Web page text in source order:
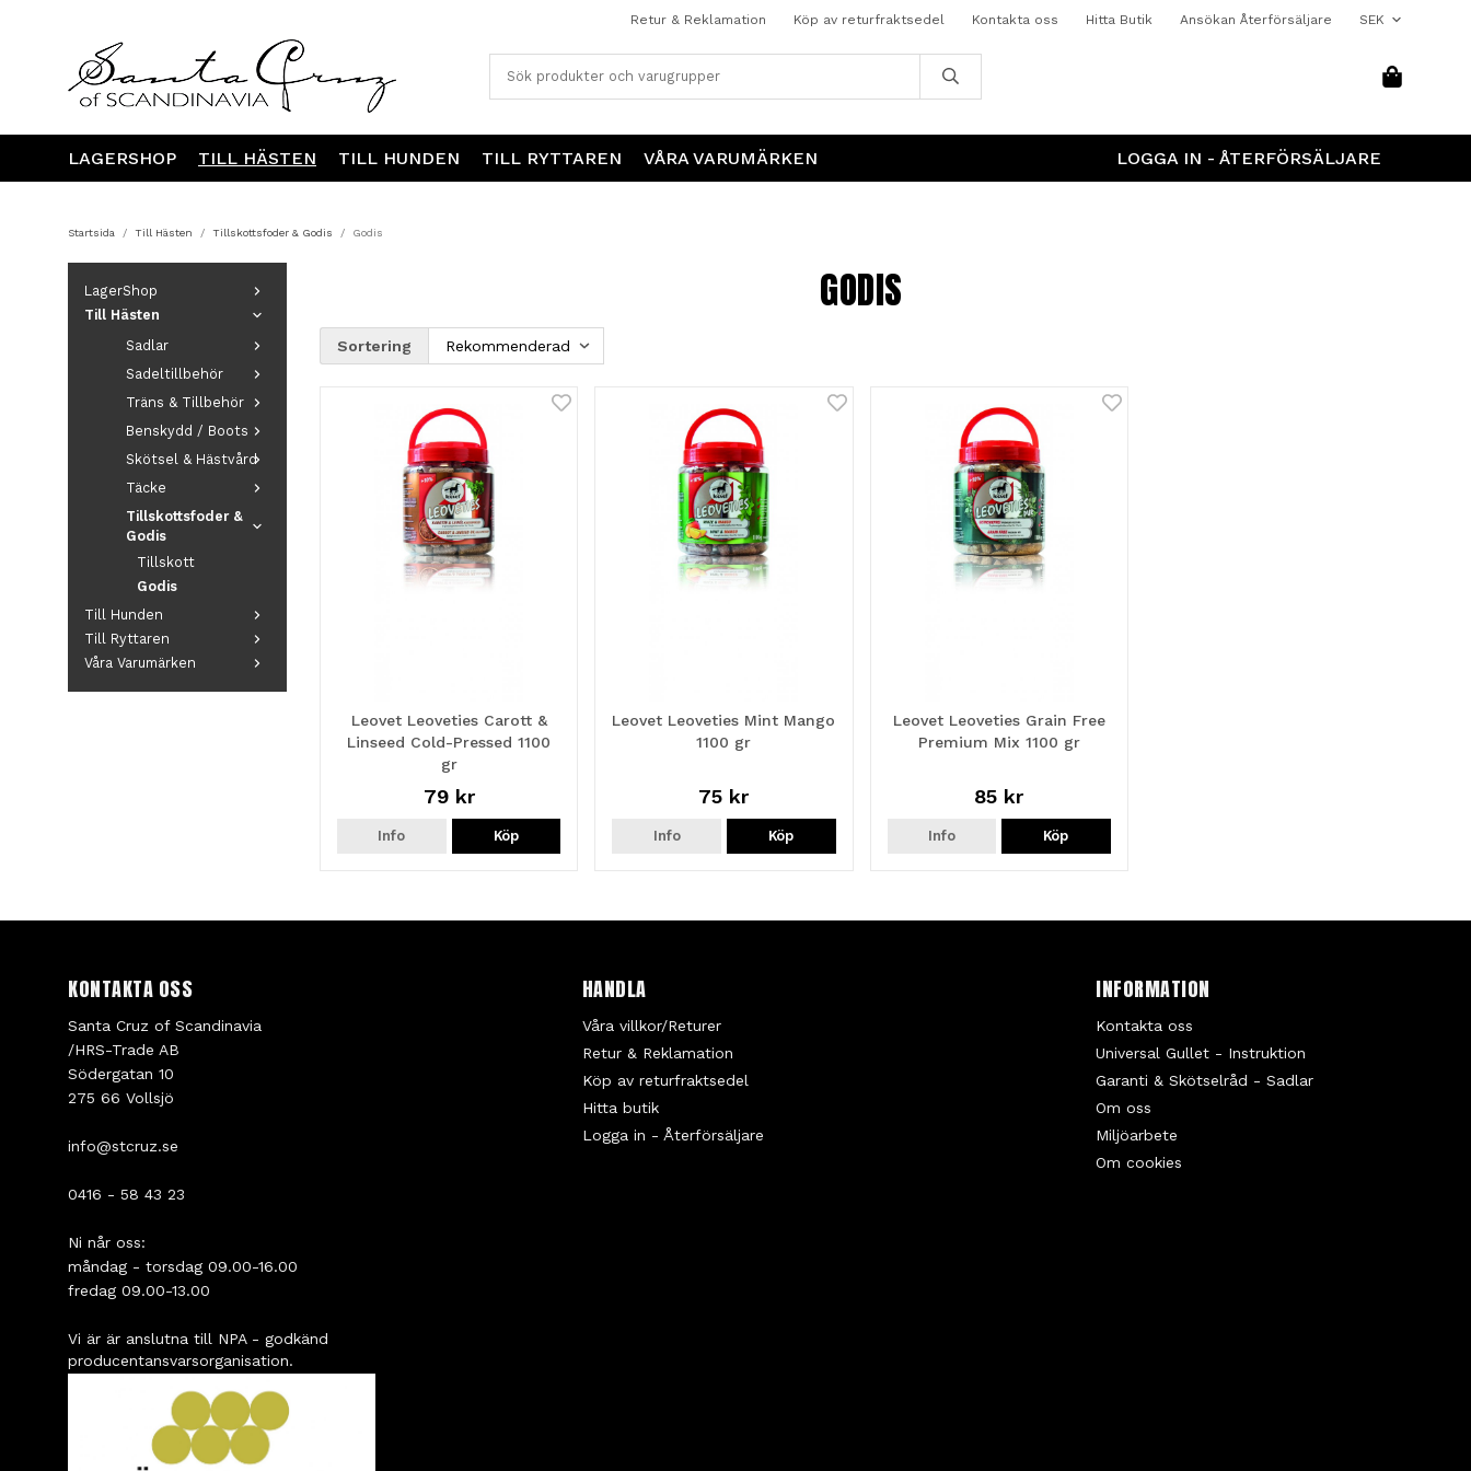
Retur & Reklamation Köp av returfraktsedel Kontakta oss Hitta Butik Ansökan Återförsäljare
LAGERSHOP TILL HÄSTEN TILL HUNDEN TILL RYTTAREN VÅRA VARUMÄRKEN LOGGA IN - ÅTERFÖRSÄLJARE
Startsida / Till Hästen / Tillskottsfoder & Godis / Godis
LagerShop
Till Hästen
Sadlar
Sadeltillbehör
Träns & Tillbehör
Benskydd / Boots
Skötsel & Hästvård
Täcke
Tillskottsfoder &
Godis
Tillskott
Godis
Till Hunden
Till Ryttaren
Våra Varumärken
GODIS
Sortering
Leovet Leoveties Carott &
Linseed Cold-Pressed 1100
gr
79 kr
Info Köp
Leovet Leoveties Mint Mango
1100 gr
75 kr
Info Köp
Leovet Leoveties Grain Free
Premium Mix 1100 gr
85 kr
Info Köp
KONTAKTA OSS
Santa Cruz of Scandinavia
/HRS-Trade AB
Södergatan 10
275 66 Vollsjö
info@stcruz.se
0416 - 58 43 23
Ni når oss:
måndag - torsdag 09.00-16.00
fredag 09.00-13.00
Vi är är anslutna till NPA - godkänd
producentansvarsorganisation.
HANDLA
Våra villkor/Returer
Retur & Reklamation
Köp av returfraktsedel
Hitta butik
Logga in - Återförsäljare
INFORMATION
Kontakta oss
Universal Gullet - Instruktion
Garanti & Skötselråd - Sadlar
Om oss
Miljöarbete
Om cookies